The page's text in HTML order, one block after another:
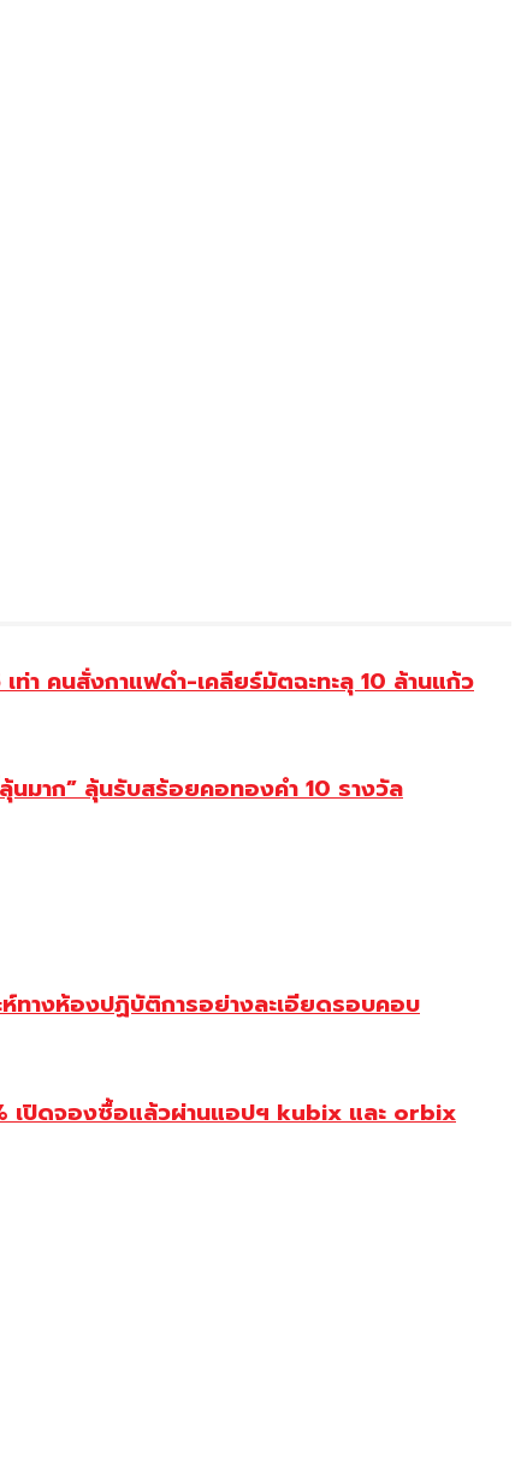
า คนสั่งกาแฟดำ-เคลียร์มัตฉะทะลุ 10 ล้านแก้ว
มาก” ลุ้นรับสร้อยคอทองคำ 10 รางวัล
ห์ทางห้องปฏิบัติการอย่างละเอียดรอบคอบ
เปิดจองซื้อแล้วผ่านแอปฯ kubix และ orbix